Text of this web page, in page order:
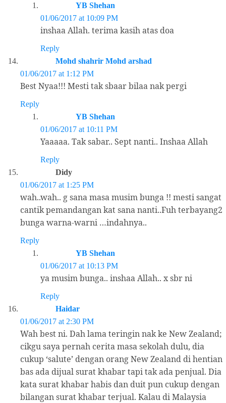
YB Shehan
01/06/2017 at 10:09 PM
inshaa Allah. terima kasih atas doa
Reply
Mohd shahrir Mohd arshad
01/06/2017 at 1:12 PM
Best Nyaa!!! Mesti tak sbaar bilaa nak pergi
Reply
YB Shehan
01/06/2017 at 10:11 PM
Yaaaaa. Tak sabar.. Sept nanti.. Inshaa Allah
Reply
Didy
01/06/2017 at 1:25 PM
wah..wah.. g sana masa musim bunga !! mesti sangat
cantik pemandangan kat sana nanti..Fuh terbayang2
bunga warna-warni …indahnya..
Reply
YB Shehan
01/06/2017 at 10:13 PM
ya musim bunga.. inshaa Allah.. x sbr ni
Reply
Haidar
01/06/2017 at 2:30 PM
Wah best ni. Dah lama teringin nak ke New Zealand;
cikgu saya pernah cerita masa sekolah dulu, dia
cukup ‘salute’ dengan orang New Zealand di hentian
bas ada dijual surat khabar tapi tak ada penjual. Dia
kata surat khabar habis dan duit pun cukup dengan
bilangan surat khabar terjual. Kalau di Malaysia